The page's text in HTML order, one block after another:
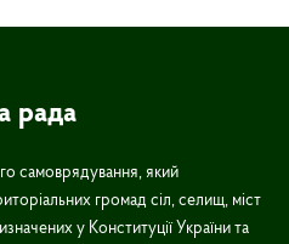
рада
самоврядування, який
громад сіл, селищ, міст
у Конституції України та